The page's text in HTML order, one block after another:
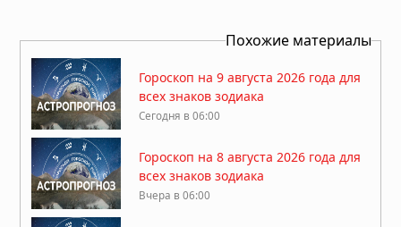
Похожие материалы
Гороскоп на 9 августа 2026 года для
всех знаков зодиака
Сегодня в 06:00
Гороскоп на 8 августа 2026 года для
всех знаков зодиака
Вчера в 06:00